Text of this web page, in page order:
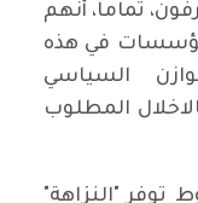
تماماً، أنهم
في هذه
السياسي
المطلوب
"النزاهة"